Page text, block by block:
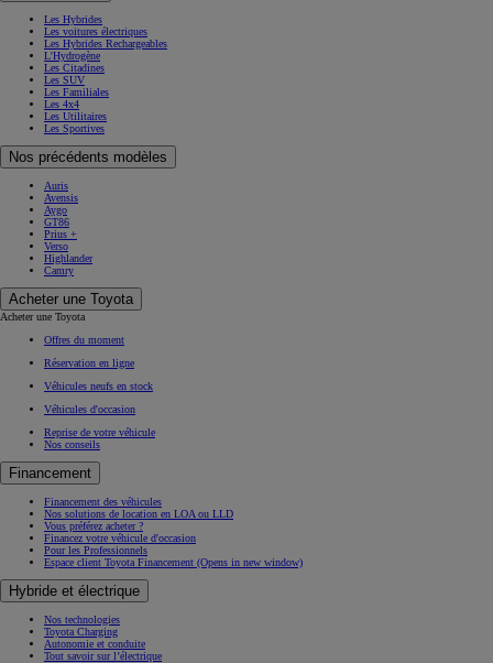
Les Hybrides
Les voitures électriques
Les Hybrides Rechargeables
L'Hydrogène
Les Citadines
Les SUV
Les Familiales
Les 4x4
Les Utilitaires
Les Sportives
Nos précédents modèles
Auris
Avensis
Aygo
GT86
Prius +
Verso
Highlander
Camry
Acheter une Toyota
Acheter une Toyota
Offres du moment
Réservation en ligne
Véhicules neufs en stock
Véhicules d'occasion
Reprise de votre véhicule
Nos conseils
Financement
Financement des véhicules
Nos solutions de location en LOA ou LLD
Vous préférez acheter ?
Financez votre véhicule d'occasion
Pour les Professionnels
Espace client Toyota Financement (Opens in new window)
Hybride et électrique
Nos technologies
Toyota Charging
Autonomie et conduite
Tout savoir sur l’électrique